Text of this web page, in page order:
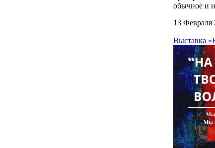
обычное и
13 Февраля
Выставка